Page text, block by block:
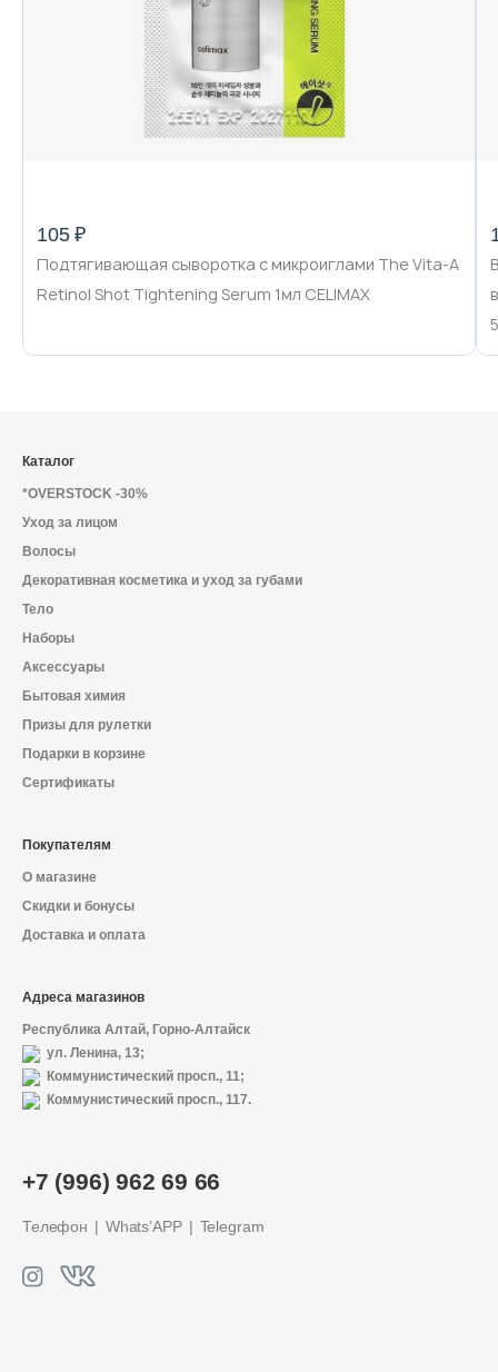
Политика конфиденциальности
105 ₽
Подтягивающая сыворотка с микроиглами The Vita-A
Retinol Shot Tightening Serum 1мл CELIMAX
+7 (996) 962 69 66
Телефон Whats’APP Telegram
Каталог
*OVERSTOCK -30%
Уход за лицом
Волосы
Декоративная косметика и уход за губами
Тело
Наборы
Аксессуары
Бытовая химия
Призы для рулетки
Подарки в корзине
Сертификаты
Покупателям
О магазине
Скидки и бонусы
Доставка и оплата
Адреса магазинов
Республика Алтай, Горно-Алтайск
ул. Ленина, 13;
Коммунистический просп., 11;
Коммунистический просп., 117.